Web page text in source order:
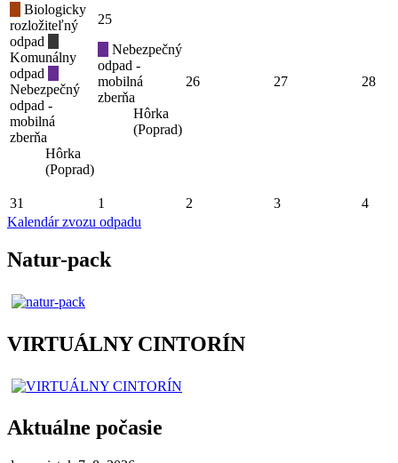
Biologicky
rozložiteľný
odpad
Komunálny
odpad
Nebezpečný
odpad -
mobilná
zberňa
Hôrka
(Poprad)
25
Nebezpečný
odpad -
mobilná
zberňa
Hôrka
(Poprad)
26 27 28
31 1 2 3
4
Kalendár zvozu odpadu
Natur-pack
VIRTUÁLNY CINTORÍN
Aktuálne počasie